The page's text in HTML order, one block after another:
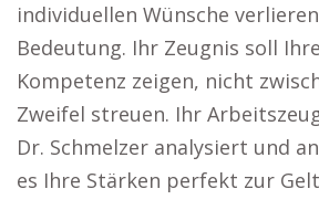
individuellen Wünsche
Bedeutung. Ihr Zeugnis soll
Kompetenz zeigen, nicht
Zweifel streuen. Ihr
Dr. Schmelzer analysiert und
es Ihre Stärken perfekt zur